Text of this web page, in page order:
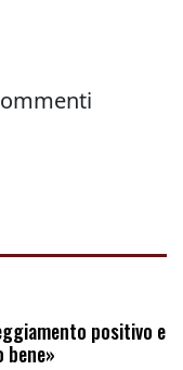
positivo e
bene»